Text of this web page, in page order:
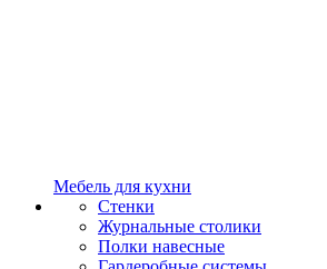
Мебель для кухни
Стенки
Журнальные столики
Полки навесные